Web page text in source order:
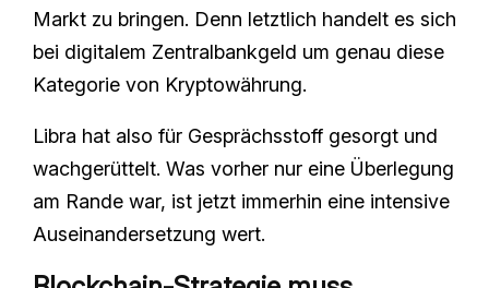
Markt zu bringen. Denn letztlich handelt es sich
bei digitalem Zentralbankgeld um genau diese
Kategorie von Kryptowährung.
Libra hat also für Gesprächsstoff gesorgt und
wachgerüttelt. Was vorher nur eine Überlegung
am Rande war, ist jetzt immerhin eine intensive
Auseinandersetzung wert.